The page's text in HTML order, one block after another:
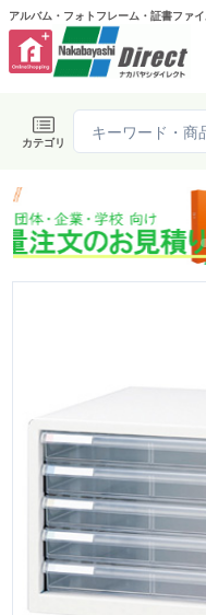
アルバム・フォトフレーム・証書ファ
カテゴリ